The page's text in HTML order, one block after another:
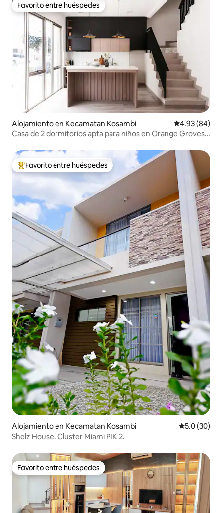
Favorito entre huéspedes
Favorito entre huéspedes
Alojamiento en Kecamatan Kosambi Calificación
4.93 (84)
Casa de 2 dormitorios apta para niños en Orange Groves /
Favorito entre huéspedes preferido
Favorito entre huéspedes
Alojamiento en Kecamatan Kosambi Calificación
5.0 (30)
Shelz House. Cluster Miami PIK 2.
Favorito entre huéspedes
Favorito entre huéspedes